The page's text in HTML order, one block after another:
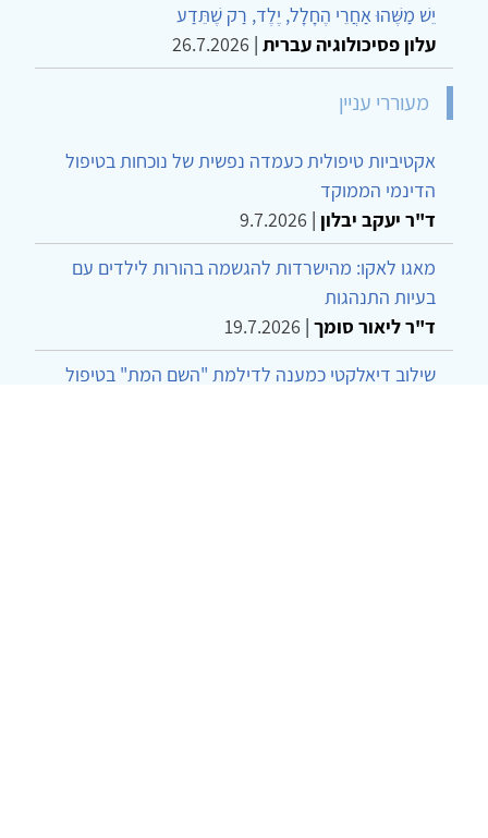
יֵשׁ מַשֶּׁהוּ אַחֲרֵי הֶחָלָל, יֶלֶד, רַק שֶׁתֵּדַע
עלון פסיכולוגיה עברית |
26.7.2026
מעוררי עניין
אקטיביות טיפולית כעמדה נפשית של נוכחות בטיפול
הדינמי הממוקד
ד"ר יעקב יבלון |
9.7.2026
מאגו לאקו: מהישרדות להגשמה בהורות לילדים עם
בעיות התנהגות
ד"ר ליאור סומך |
19.7.2026
שילוב דיאלקטי כמענה לדילמת "השם המת" בטיפול